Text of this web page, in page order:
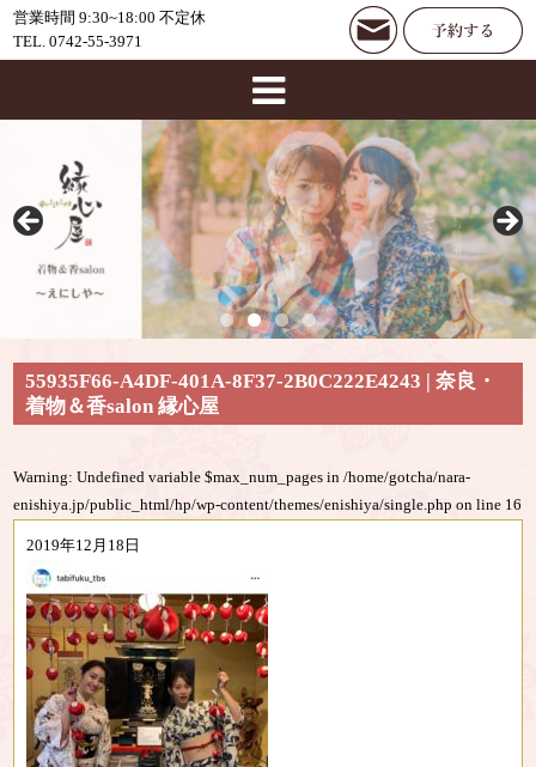
営業時間 9:30~18:00 不定休
TEL. 0742-55-3971
55935F66-A4DF-401A-8F37-2B0C222E4243 | 奈良・
着物＆香salon 縁心屋
Warning: Undefined variable $max_num_pages in/home/gotcha/nara-
enishiya.jp/public_html/hp/wp-content/themes/enishiya/single.php on line 16
2019年12月18日